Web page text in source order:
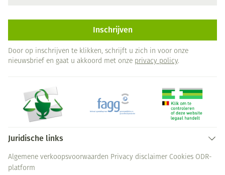
Inschrijven
Door op inschrijven te klikken, schrijft u zich in voor onze
nieuwsbrief en gaat u akkoord met onze privacy policy.
Juridische links
Algemene verkoopsvoorwaarden Privacy disclaimer Cookies ODR-
platform